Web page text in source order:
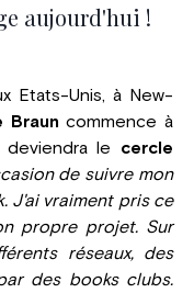
aujourd'hui !
Etats-Unis, à New-
Braun commence à
le cercle
de suivre mon
J'ai vraiment pris ce
propre projet. Sur
réseaux, des
des books clubs.